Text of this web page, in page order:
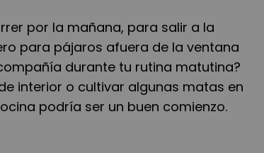
por la mañana, para salir a la
para pájaros afuera de la ventana
durante tu rutina matutina?
interior o cultivar algunas matas en
podría ser un buen comienzo.